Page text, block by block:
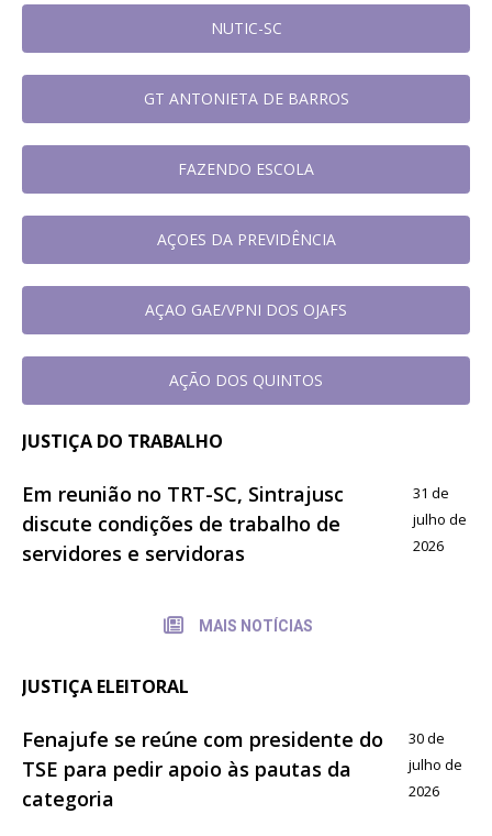
NUTIC-SC
GT ANTONIETA DE BARROS
FAZENDO ESCOLA
AÇOES DA PREVIDÊNCIA
AÇAO GAE/VPNI DOS OJAFS
AÇÃO DOS QUINTOS
JUSTIÇA DO TRABALHO
Em reunião no TRT-SC, Sintrajusc
discute condições de trabalho de
servidores e servidoras
31 de
julho de
2026
MAIS NOTÍCIAS
JUSTIÇA ELEITORAL
Fenajufe se reúne com presidente do
TSE para pedir apoio às pautas da
categoria
30 de
julho de
2026